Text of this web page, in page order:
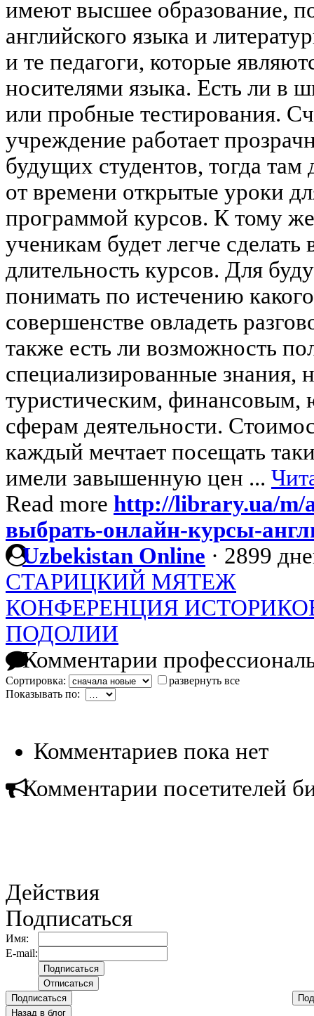
имеют высшее образование,
английского языка и
и те педагоги, которые
носителями языка. Есть ли в
или пробные тестирования.
учреждение работает
будущих студентов, тогда
от времени открытые уроки
программой курсов. К тому
ученикам будет легче
длительность курсов. Для
понимать по истечению
совершенстве овладеть
также есть ли возможность
специализированные знания,
туристическим,
сферам деятельности.
каждый мечтает посещать
имели завышенную цен ...
Read more http://library.ua/m/
выбрать-онлайн-курсы-
Uzbekistan Online · 2899
СТАРИЦКИЙ МЯТЕЖ
КОНФЕРЕНЦИЯ
ПОДОЛИИ
Комментарии
Сортировка:
развернуть все
Показывать по:
Комментариев пока нет
Комментарии посетителей
Действия
Подписаться
Имя:
E-mail:
Подписаться
Назад в блог